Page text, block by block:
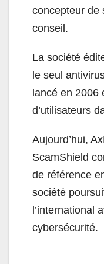
concepteur de
conseil.
La société
le seul
lancé en 2006
d’utilisateurs
Aujourd’hui,
ScamShield
de référence
société
l’international
cybersécurité.